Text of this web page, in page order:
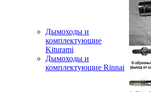
Дымоходы и
комплектующие
Kiturami
Дымоходы и
комплектующие Rinnai